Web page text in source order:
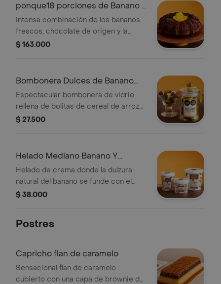
ponque18 porciones de Banano y
Chocolate
Intensa combinación de los bananos
frescos, chocolate de origen y la
suavidad de la mantequilla, estuche
$ 163.000
Bombonera Dulces de Banano
70gr
Espectacular bombonera de vidrio
rellena de bolitas de cereal de arroz
cubiertas de chocolate y dulces en
de dulces.
$ 27.500
Helado Mediano Banano Y
Chocolate 380gr
Helado de crema donde la dulzura
natural del banano se funde con el
intenso sabor del chocolate. Ideal
$ 38.000
Postres
Capricho flan de caramelo
Sensacional flan de caramelo
cubierto con una capa de brownie de